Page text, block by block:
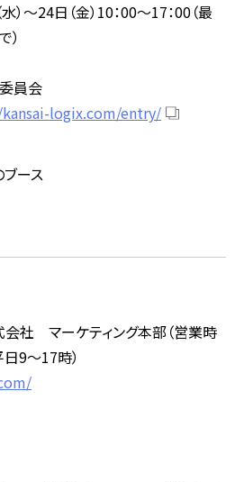
～24日（金）10：00～17：00（最
員会
logix.com/entry/
ース
会社 マーケティング本部（営業時
日9～17時）